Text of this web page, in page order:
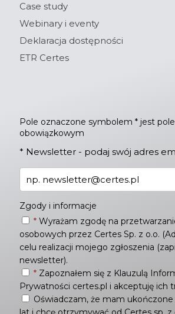
Case study
Webinary i eventy
Deklaracja dostępności
ETR Certes
Pole oznaczone symbolem * jest
obowiązkowym
* Newsletter - podaj swój adres
Zgody i informacje
* Wyrażam zgodę na
osobowych przez Certes Sp. z o.o.
celu realizacji mojego zgłoszenia
newsletter).
* Zapoznałem się z Klauzulą
Prywatności certes.pl i akceptuję ich
Oświadczam, że mam ukończone